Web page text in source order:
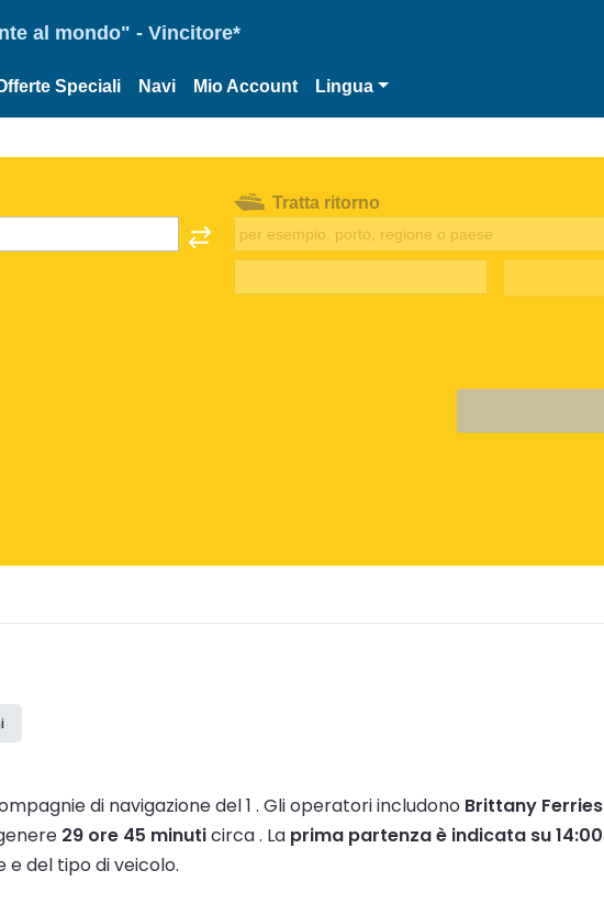
al mondo" - Vincitore*
Speciali Navi Mio Account Lingua
Tratta ritorno
di navigazione del 1 . Gli operatori includono Brittany Ferries
29 ore 45 minuticirca . La prima partenza è indicata su 14:00
e del tipo di veicolo.